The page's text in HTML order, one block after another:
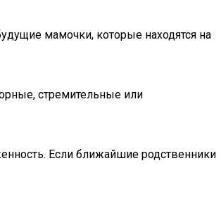
мамочки, которые находятся на
стремительные или
Если ближайшие родственники